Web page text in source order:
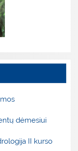
dėmesiui
II kurso